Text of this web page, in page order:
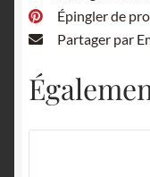
Épingler de
Partager par